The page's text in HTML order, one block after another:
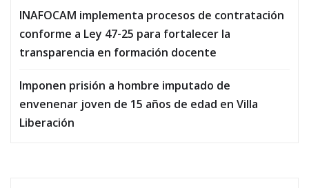
INAFOCAM implementa procesos de contratación
conforme a Ley 47-25 para fortalecer la
transparencia en formación docente
Imponen prisión a hombre imputado de
envenenar joven de 15 años de edad en Villa
Liberación